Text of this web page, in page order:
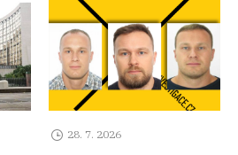
28. 7. 2026